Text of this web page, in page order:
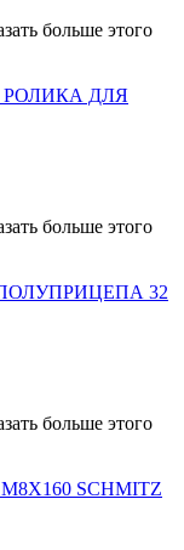
больше этого
РОЛИКА ДЛЯ
больше этого
32
больше этого
SCHMITZ